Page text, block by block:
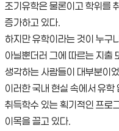
조기유학은 물론이고 학위를
증가하고 있다.
하지만 유학이라는 것이 누구
아닐뿐더러 그에 따르는 지출
생각하는 사람들이 대부분이
이러한 국내 현실 속에서 유학
취득학수 있는 획기적인 프로
이목을 끌고 있다.